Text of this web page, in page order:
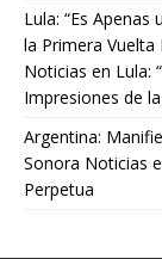
Lula: “Es
la Primera Vuelta
Noticias en Lula:
Impresiones de
Argentina:
Sonora Noticias
Perpetua